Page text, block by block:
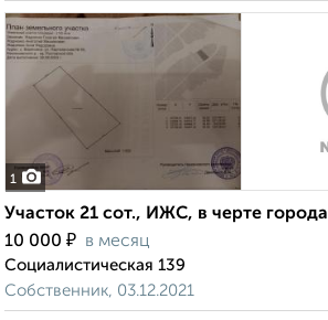
1
Участок 21 сот., ИЖС, в черте города
10 000 ₽ в месяц
Социалистическая 139
Собственник, 03.12.2021